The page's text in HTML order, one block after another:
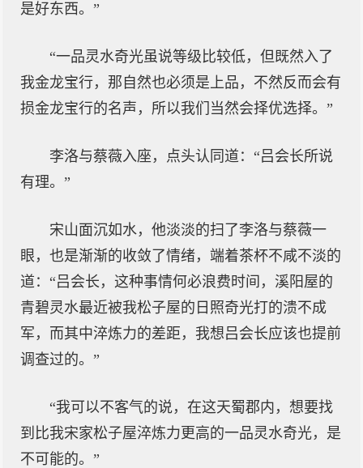
是好东西。”
“一品灵水奇光虽说等级比较低，但既然入了
我金龙宝行，那自然也必须是上品，不然反而会有
损金龙宝行的名声，所以我们当然会择优选择。”
李洛与蔡薇入座，点头认同道：“吕会长所说
有理。”
宋山面沉如水，他淡淡的扫了李洛与蔡薇一
眼，也是渐渐的收敛了情绪，端着茶杯不咸不淡的
道：“吕会长，这种事情何必浪费时间，溪阳屋的
青碧灵水最近被我松子屋的日照奇光打的溃不成
军，而其中淬炼力的差距，我想吕会长应该也提前
调查过的。”
“我可以不客气的说，在这天蜀郡内，想要找
到比我宋家松子屋淬炼力更高的一品灵水奇光，是
不可能的。”